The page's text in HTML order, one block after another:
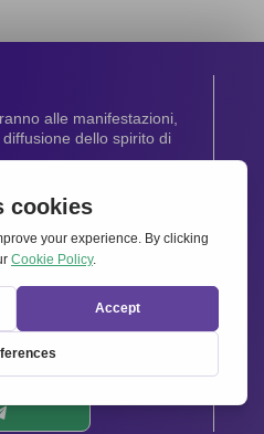
alle manifestazioni,
dello spirito di
ultime notizie dalla